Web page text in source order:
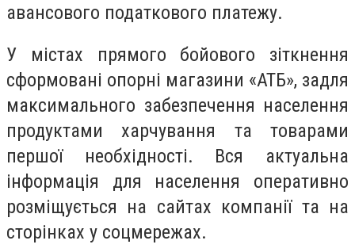
авансового податкового платежу.
У містах прямого бойового зіткнення
сформовані опорні магазини «АТБ», задля
максимального забезпечення населення
продуктами харчування та товарами
першої необхідності. Вся актуальна
інформація для населення оперативно
розміщується на сайтах компанії та на
сторінках у соцмережах.